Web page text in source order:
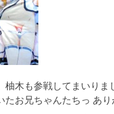
柚木も参戦してまいりま
たお兄ちゃんたちっ あ